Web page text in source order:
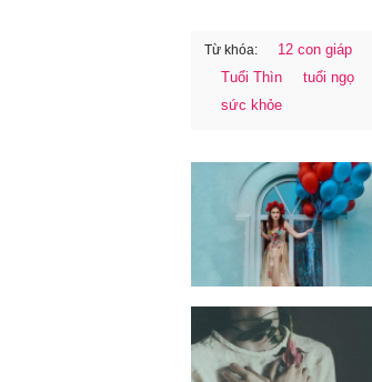
FaceBook
Từ khóa: 12 con giáp
Tuổi Thìn
tuổi ngọ
sức khỏe